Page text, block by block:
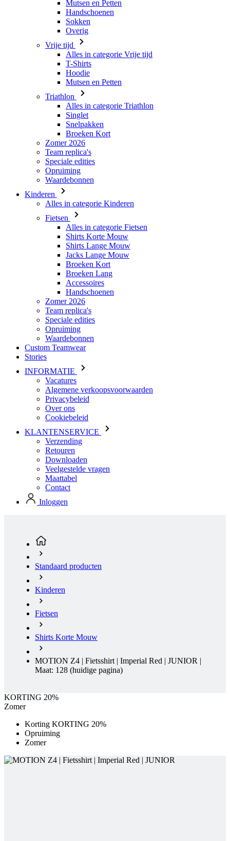
Alles in categorie Vrije tijd
T-Shirts
Hoodie
Mutsen en Petten
Triathlon
Alles in categorie Triathlon
Singlet
Snelpakken
Broeken Kort
Zomer 2026
Team replica's
Speciale edities
Opruiming
Waardebonnen
Kinderen
Alles in categorie Kinderen
Fietsen
Alles in categorie Fietsen
Shirts Lange Mouw
Jacks Lange Mouw
Broeken Kort
Broeken Lang
Accessoires
Handschoenen
Zomer 2026
Team replica's
Speciale edities
Opruiming
Waardebonnen
Custom Teamwear
Stories
INFORMATIE
Vacatures
Algemene verkoopsvoorwaarden
Privacybeleid
Cookiebeleid
KLANTENSERVICE
Verzending
Retouren
Downloaden
Veelgestelde vragen
Maattabel
Contact
Inloggen
Kinderen
Fietsen
Shirts Korte Mouw
MOTION Z4 | Fietsshirt | Imperial Red | JUNIOR |
Maat: 128
KORTING 20%
Zomer